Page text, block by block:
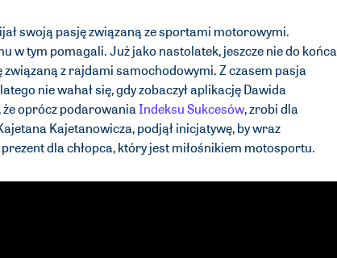
swoją pasję związaną ze sportami motorowymi.
w tym pomagali. Już jako nastolatek, jeszcze nie do końca
związaną z rajdami samochodowymi. Z czasem pasja
nie wahał się, gdy zobaczył aplikację Dawida
że oprócz podarowania Indeksu Sukcesów, zrobi dla
Kajetanowicza, podjął inicjatywę, by wraz
dla chłopca, który jest miłośnikiem motosportu.